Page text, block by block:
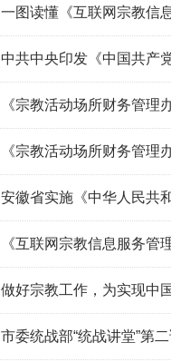
一图读懂《互联网宗教信
中共中央印发《中国共产
《宗教活动场所财务管理
《宗教活动场所财务管理
安徽省实施《中华人民共
《互联网宗教信息服务管
做好宗教工作，为实现中
市委统战部“统战讲堂”第